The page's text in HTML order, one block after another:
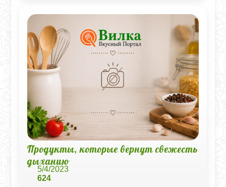
Продукты, которые вернут свежесть
дыханию
5/4/2023
624